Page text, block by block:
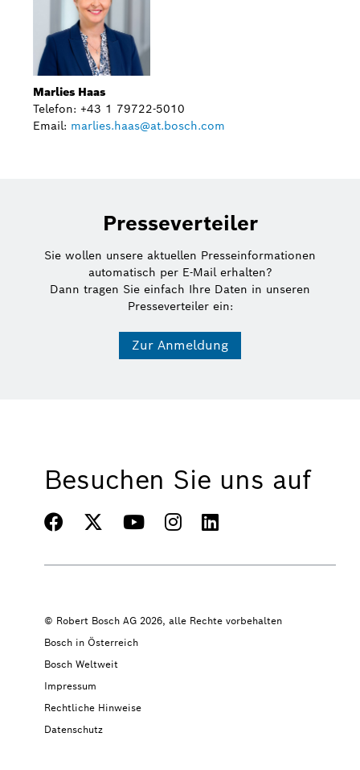
Marlies Haas
Telefon: +43 1 79722-5010
Email: marlies.haas@at.bosch.com
Presseverteiler
Sie wollen unsere aktuellen Presseinformationen
automatisch per E-Mail erhalten?
Dann tragen Sie einfach Ihre Daten in unseren
Presseverteiler ein:
Zur Anmeldung
Besuchen Sie uns auf
© Robert Bosch AG 2026, alle Rechte vorbehalten
Bosch in Österreich
Bosch Weltweit
Impressum
Rechtliche Hinweise
Datenschutz